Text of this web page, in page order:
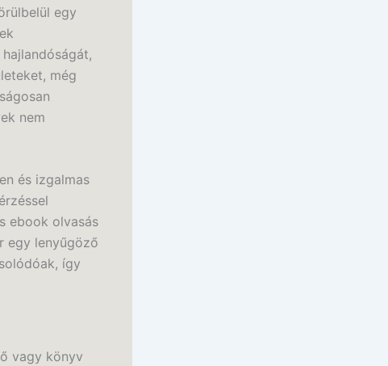
egy
még
nem
és izgalmas
ebook olvasás
egy lenyűgöző
így
vagy könyv